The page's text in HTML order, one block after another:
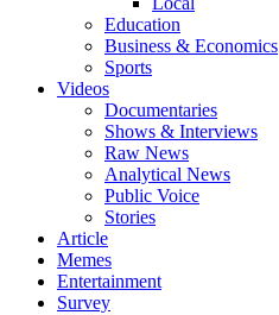
Education
Business & Economics
Sports
Videos
Documentaries
Shows & Interviews
Raw News
Analytical News
Public Voice
Stories
Article
Memes
Entertainment
Survey